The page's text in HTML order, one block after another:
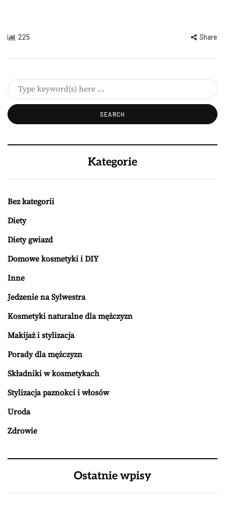
225 Share
Kategorie
Bez kategorii
Diety
Diety gwiazd
Domowe kosmetyki i DIY
Inne
Jedzenie na Sylwestra
Kosmetyki naturalne dla mężczyzn
Makijaż i stylizacja
Porady dla mężczyzn
Składniki w kosmetykach
Stylizacja paznokci i włosów
Uroda
Zdrowie
Ostatnie wpisy